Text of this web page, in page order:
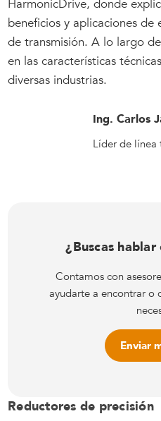
HarmonicDrive, donde
beneficios y aplicaciones de
de transmisión. A lo largo
en las características
diversas industrias.
Reductores de precisión
Ing. Carlos
Líder de línea
¿Buscas hablar
Contamos con
ayudarte a encontrar o
Enviar